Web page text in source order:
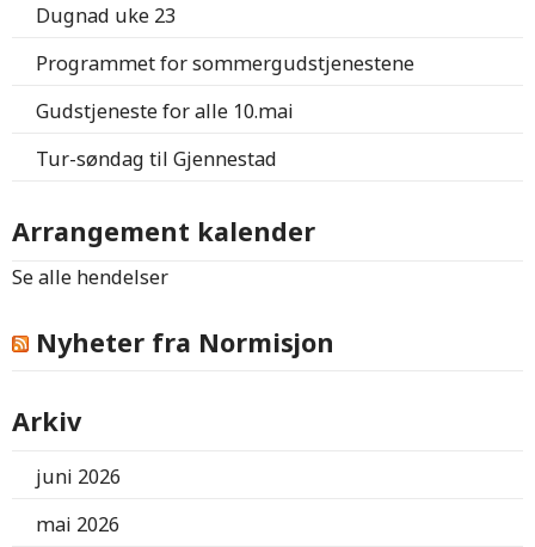
Dugnad uke 23
Programmet for sommergudstjenestene
Gudstjeneste for alle 10.mai
Tur-søndag til Gjennestad
Arrangement kalender
Se alle hendelser
Nyheter fra Normisjon
Arkiv
juni 2026
mai 2026